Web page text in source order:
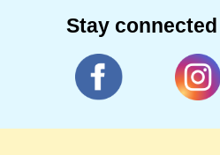
Stay